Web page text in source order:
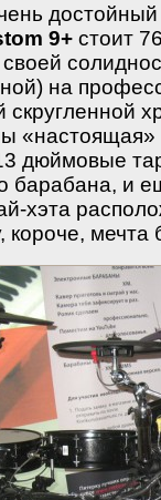
9+ стоит
своей
на
скругленной
дюймовые
барабана, и
хэта
короче,